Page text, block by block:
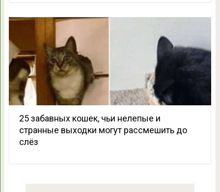
25 забавных кошек, чьи нелепые и
странные выходки могут рассмешить до
слёз